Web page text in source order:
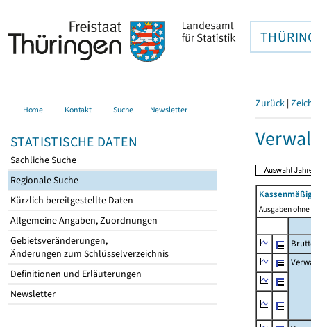
Home Kontakt Suche Newsletter
STATISTISCHE DATEN
Sachliche Suche
Regionale Suche
Kürzlich bereitgestellte Daten
Allgemeine Angaben, Zuordnungen
Gebietsveränderungen,
Änderungen zum Schlüsselverzeichnis
Definitionen und Erläuterungen
Newsletter
Zurück |
Ausgaben